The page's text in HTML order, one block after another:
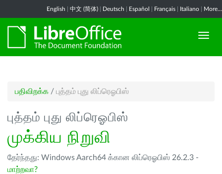
English 中文 (简体) Deutsch Español Français Italiano More...
பதிவிறக்க / புத்தம் புது லிப்ரெஓபிஸ்
புத்தம் புது லிப்ரெஓபிஸ்
முக்கிய நிறுவி
தேர்ந்தது: Windows Aarch64 க்கான லிப்ரெஓபிஸ் 26.2.3 -
மாற்றவா?